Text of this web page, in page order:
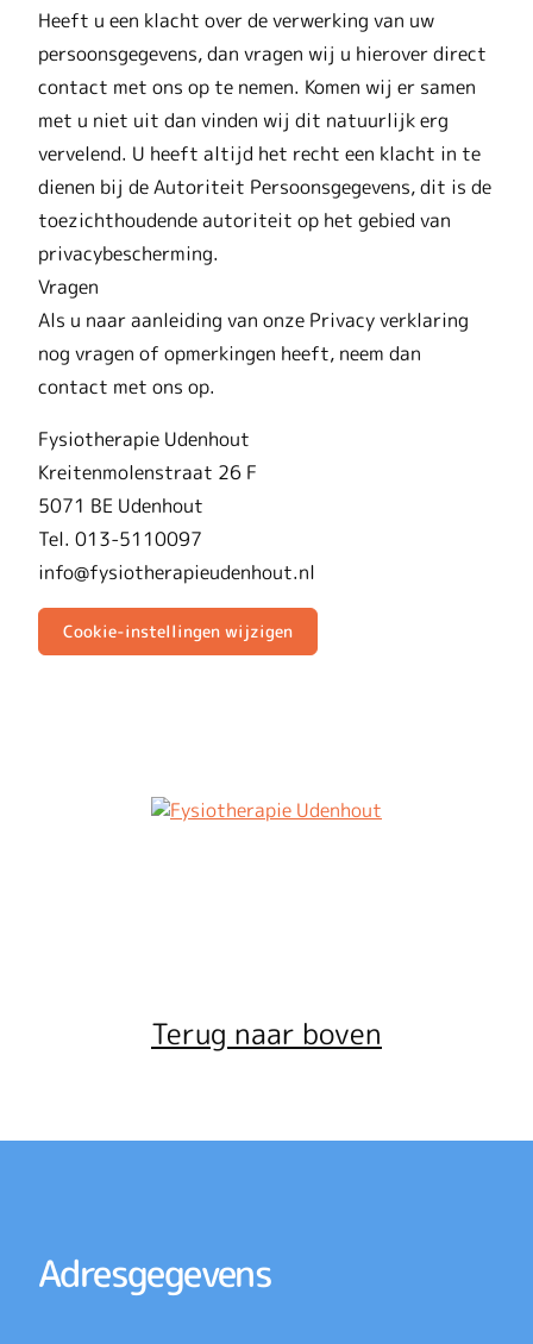
Heeft u een klacht over de verwerking van uw
persoonsgegevens, dan vragen wij u hierover direct
contact met ons op te nemen. Komen wij er samen
met u niet uit dan vinden wij dit natuurlijk erg
vervelend. U heeft altijd het recht een klacht in te
dienen bij de Autoriteit Persoonsgegevens, dit is de
toezichthoudende autoriteit op het gebied van
privacybescherming.
Vragen
Als u naar aanleiding van onze Privacy verklaring
nog vragen of opmerkingen heeft, neem dan
contact met ons op.
Fysiotherapie Udenhout
Kreitenmolenstraat 26 F
5071 BE Udenhout
Tel. 013-5110097
info@fysiotherapieudenhout.nl
Cookie-instellingen wijzigen
Terug naar boven
Adresgegevens